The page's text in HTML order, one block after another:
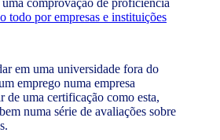
todo por empresas e instituições
em uma universidade fora do
emprego numa empresa
de uma certificação como esta,
numa série de avaliações sobre